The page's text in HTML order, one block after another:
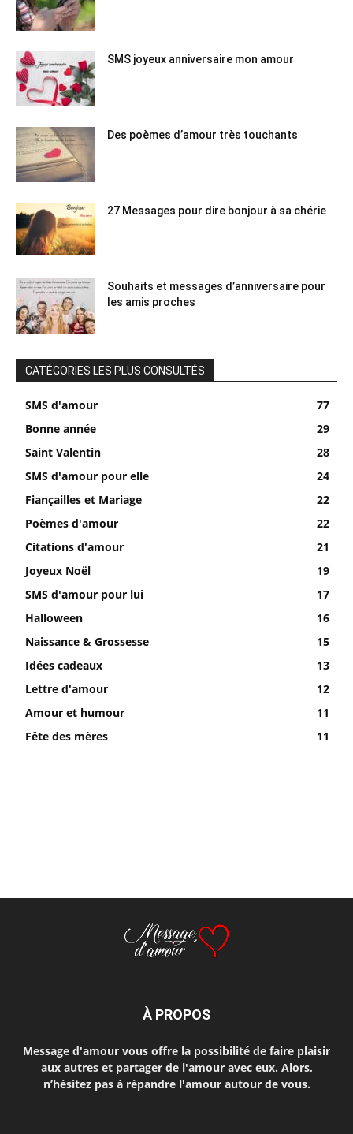
SMS joyeux anniversaire mon amour
Des poèmes d’amour très touchants
27 Messages pour dire bonjour à sa chérie
Souhaits et messages d’anniversaire pour
les amis proches
CATÉGORIES LES PLUS CONSULTÉS
SMS d'amour
77
Bonne année
29
Saint Valentin
28
SMS d'amour pour elle
24
Fiançailles et Mariage
22
Poèmes d'amour
22
Citations d'amour
21
Joyeux Noël
19
SMS d'amour pour lui
17
Halloween
16
Naissance & Grossesse
15
Idées cadeaux
13
Lettre d'amour
12
Amour et humour
11
Fête des mères
11
À PROPOS
Message d'amour vous offre la possibilité de faire plaisir
aux autres et partager de l'amour avec eux. Alors,
n’hésitez pas à répandre l'amour autour de vous.